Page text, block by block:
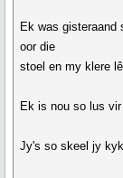
Ek was gisteraand
oor die
stoel en my klere
Ek is nou so lus
Jy's so skeel jy